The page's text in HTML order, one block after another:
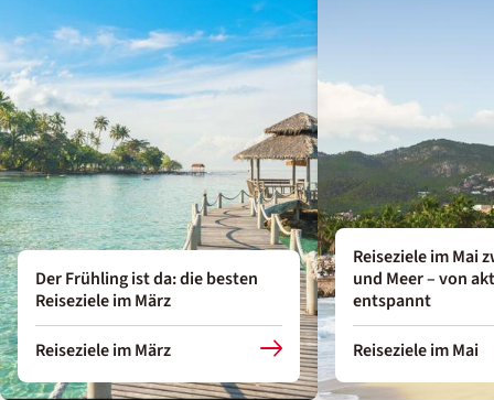
Der Frühling ist da: die besten
Reiseziele im März
Reiseziele im März
Reiseziele im Mai
und Meer – von
entspannt
Reiseziele im Mai